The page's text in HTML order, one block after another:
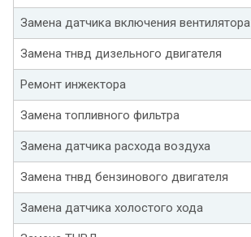
Замена датчика включения вентилятора
Замена тнвд дизельного двигателя
Ремонт инжектора
Замена топливного фильтра
Замена датчика расхода воздуха
Замена тнвд бензинового двигателя
Замена датчика холостого хода